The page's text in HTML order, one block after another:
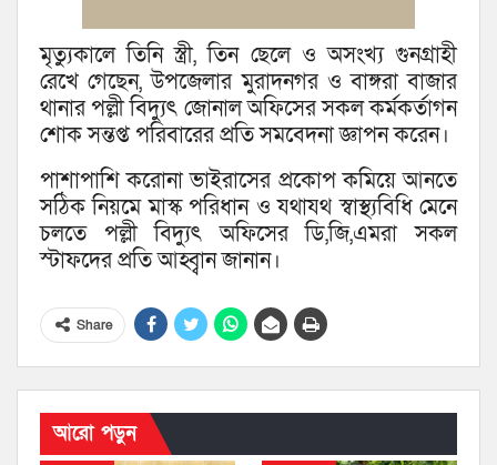
মৃত্যুকালে তিনি স্ত্রী, তিন ছেলে ও অসংখ্য গুনগ্রাহী
রেখে গেছেন, উপজেলার মুরাদনগর ও বাঙ্গরা বাজার
থানার পল্লী বিদ্যুৎ জোনাল অফিসের সকল কর্মকর্তাগন
শোক সন্তপ্ত পরিবারের প্রতি সমবেদনা জ্ঞাপন করেন।
পাশাপাশি করোনা ভাইরাসের প্রকোপ কমিয়ে আনতে
সঠিক নিয়মে মাস্ক পরিধান ও যথাযথ স্বাস্থ্যবিধি মেনে
চলতে পল্লী বিদ্যুৎ অফিসের ডি,জি,এমরা সকল
স্টাফদের প্রতি আহ্ব্বান জানান।
Share
আরো পড়ুন